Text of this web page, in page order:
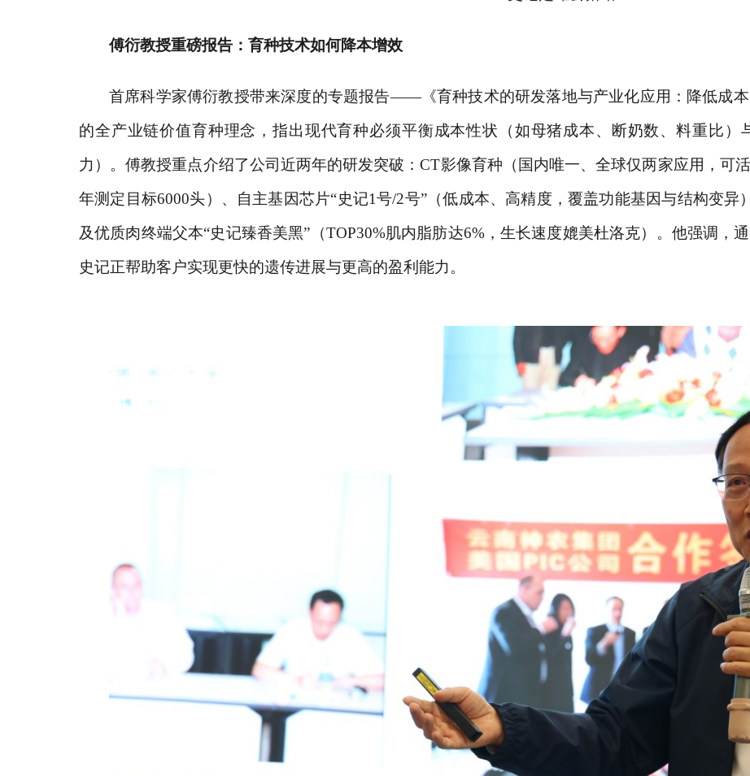
傅衍教授重磅报告：育种技术如何降本增效
首席科学家傅衍教授带来深度的专题报告——《育种技术的研发落地与产业化应用：降低成
的全产业链价值育种理念，指出现代育种必须平衡成本性状（如母猪成本、断奶数、料重比）
力）。傅教授重点介绍了公司近两年的研发突破：CT影像育种（国内唯一、全球仅两家应用，可
年测定目标6000头）、自主基因芯片“史记1号/2号”（低成本、高精度，覆盖功能基因与结构变异
及优质肉终端父本“史记臻香美黑”（TOP30%肌内脂肪达6%，生长速度媲美杜洛克）。他强调，
史记正帮助客户实现更快的遗传进展与更高的盈利能力。